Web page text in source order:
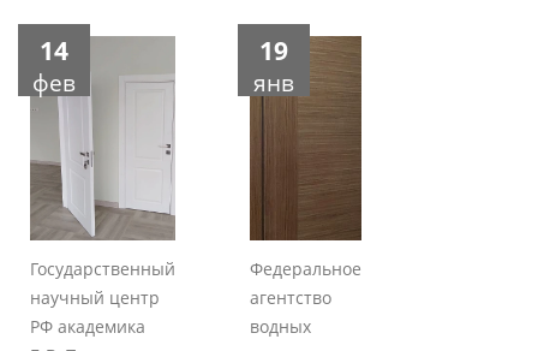
14
фев
Государственный
научный центр
РФ академика
19
янв
Федеральное
агентство
водных